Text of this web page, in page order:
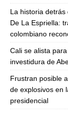
La historia
De La Espriella:
colombiano
Cali se alista
investidura de
Frustran posible
de explosivos en
presidencial